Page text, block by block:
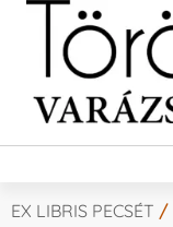
EX LIBRIS PECSÉT /